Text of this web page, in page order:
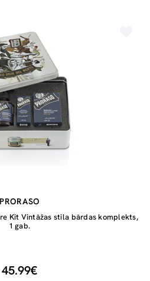
PRORASO
Kit Vintāžas stila bārdas komplekts,
1 gab.
45.99€